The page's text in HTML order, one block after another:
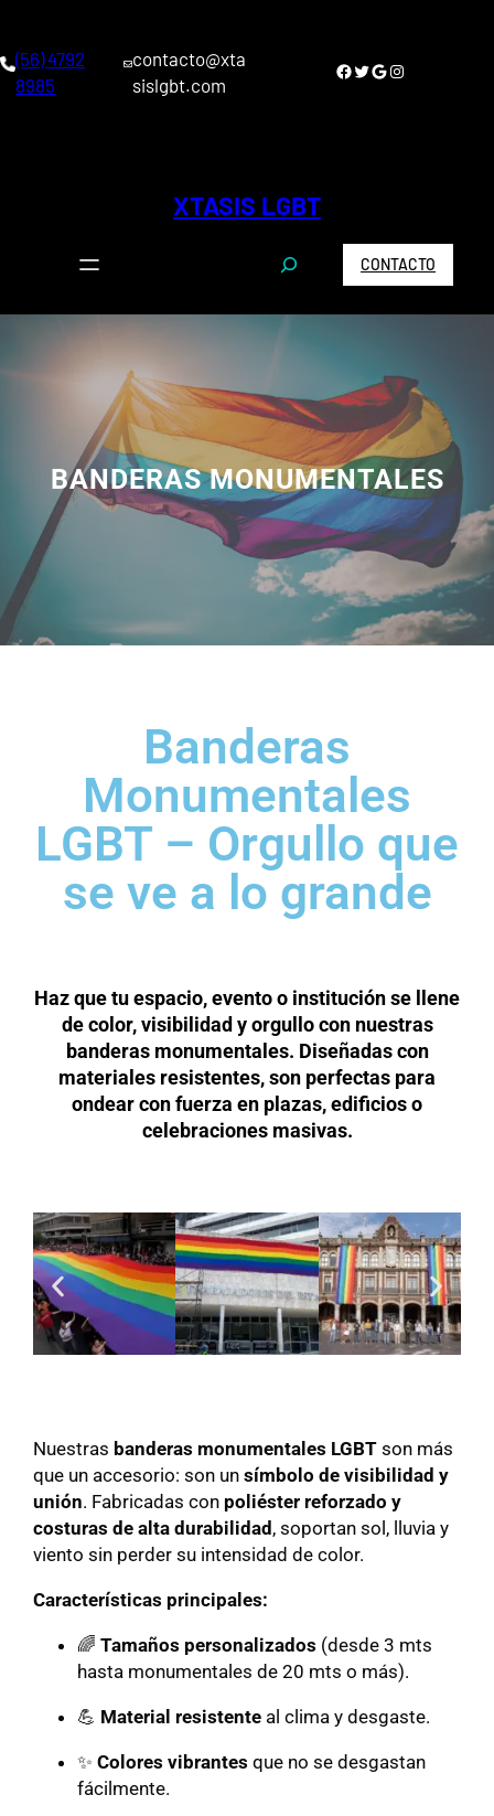
(56) 4792
8985
contacto@xta
sislgbt.com
XTASIS LGBT
CONTACTO
BANDERAS MONUMENTALES
Banderas
Monumentales
LGBT – Orgullo que
se ve a lo grande
Haz que tu espacio, evento o institución se llene
decolor, visibilidad y orgullocon nuestras
banderas monumentales. Diseñadas con
materiales resistentes, son perfectas para
ondear con fuerza en plazas, edificios o
celebraciones masivas.
Nuestras banderas monumentales LGBT son más
que un accesorio: son un símbolo de visibilidad y
unión. Fabricadas con poliéster reforzado y
costuras de alta durabilidad , soportan sol, lluvia y
viento sin perder su intensidad de color.
Características principales:
🌈 Tamaños personalizados (desde 3 mts
hasta monumentales de 20 mts o más).
💪 Material resistente al clima y desgaste.
✨ Colores vibrantes que no se desgastan
fácilmente.